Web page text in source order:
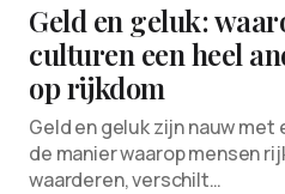
Geld en geluk:
culturen een heel
op rijkdom
Geld en geluk zijn nauw met
de manier waarop mensen
waarderen, verschilt…